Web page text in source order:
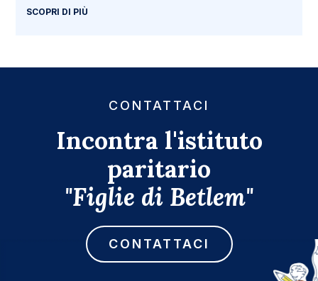
SCOPRI DI PIÙ
CONTATTACI
Incontra l'istituto
paritario
"Figlie di Betlem"
CONTATTACI